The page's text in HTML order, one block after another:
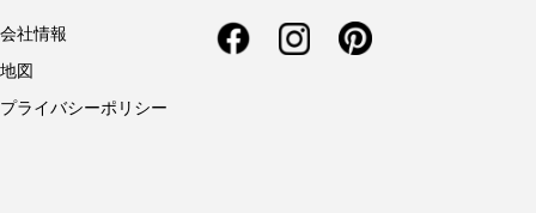
会社情報
地図
プライバシーポリシー